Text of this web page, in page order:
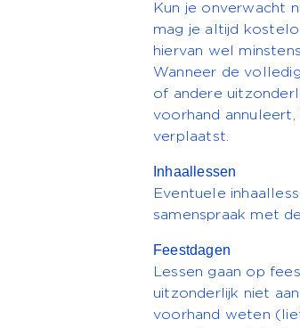
Kun je onverwacht
mag je altijd
hiervan wel
Wanneer de
of andere
voorhand
verplaatst.
Inhaallessen
Eventuele
samenspraak met
Feestdagen
Lessen gaan op
uitzonderlijk niet
voorhand weten